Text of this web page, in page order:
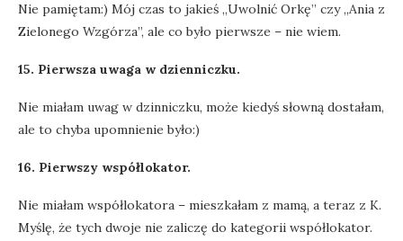
Nie pamiętam:) Mój czas to jakieś „Uwolnić Orkę” czy „Ania z
Zielonego Wzgórza”, ale co było pierwsze – nie wiem.
15. Pierwsza uwaga w dzienniczku.
Nie miałam uwag w dzinniczku, może kiedyś słowną dostałam,
ale to chyba upomnienie było:)
16. Pierwszy współlokator.
Nie miałam współlokatora – mieszkałam z mamą, a teraz z K.
Myślę, że tych dwoje nie zaliczę do kategorii współlokator.